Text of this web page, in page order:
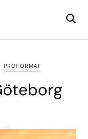
PROFORMAT